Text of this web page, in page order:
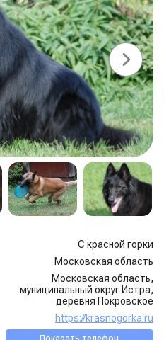
С красной горки
Московская область
Московская область,
муниципальный округ Истра,
деревня Покровское
https://krasnogorka.ru